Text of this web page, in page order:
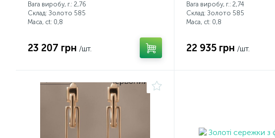
Вага виробу, г.: 2,76
Склад: Золото 585
Маса, ct: 0,8
23 207 грн /шт.
Вага виробу, г.: 2,74
Склад: Золото 585
Маса, ct: 0,8
22 935 грн /шт.